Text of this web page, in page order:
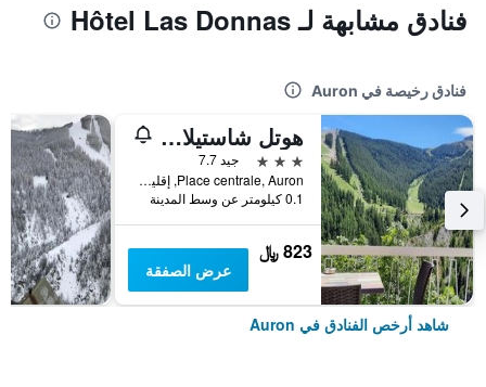
فنادق مشابهة لـ Hôtel Las Donnas
فنادق رخيصة في Auron
هوتل شاستيلاريس
3 نجوم
جيد 7.7
Place centrale, Auron, إقليم الألب البحري, فرنسا
0.1 كيلومتر عن وسط المدينة
823 ﷼
عرض الصفقة
شاهد أرخص الفنادق في Auron